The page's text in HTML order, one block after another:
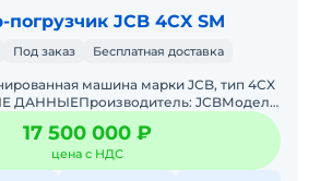
погрузчик JCB 4CX SM
Под заказ Бесплатная доставка
машина марки JCB, тип 4CX
ДАННЫЕПроизводитель: JCBМодель:
двигателя: ТурбодизельМощность
17 500 000 ₽
цена с НДС